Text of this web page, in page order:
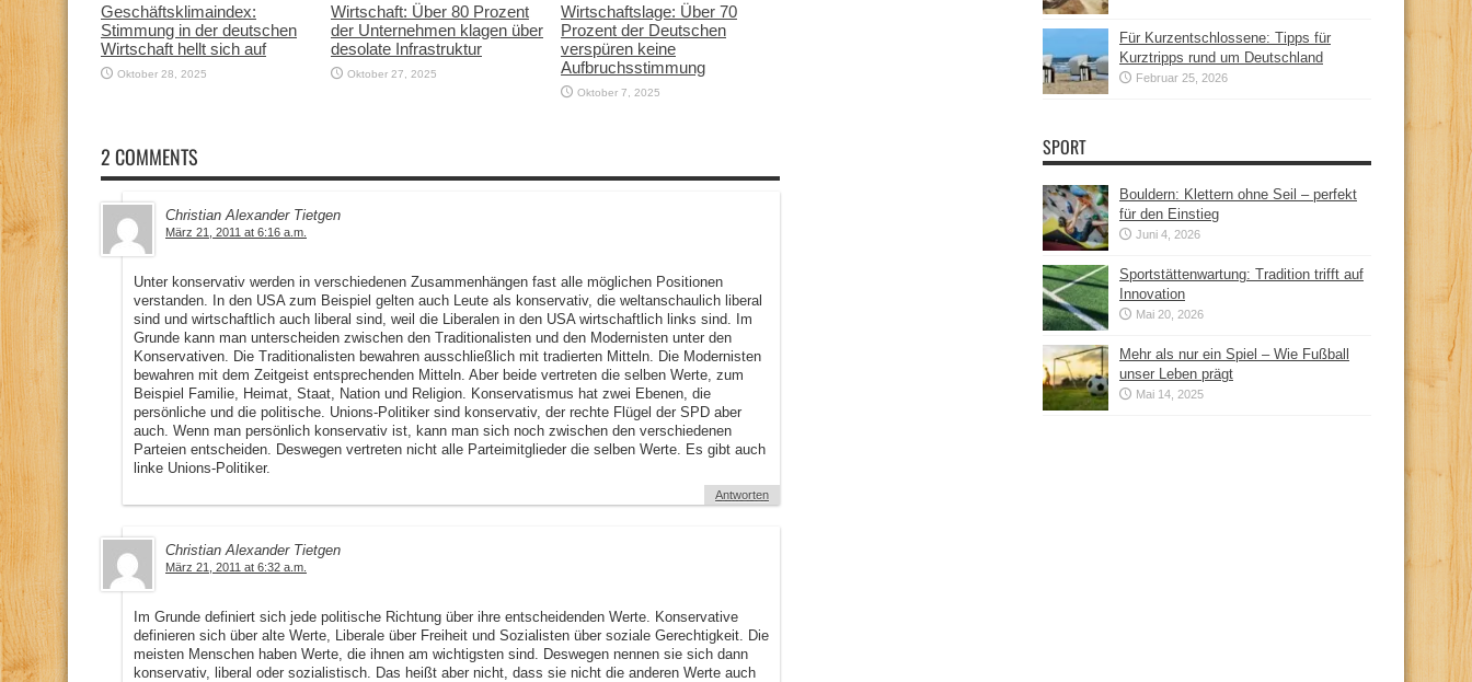
Geschäftsklimaindex:
Stimmung in der deutschen
Wirtschaft hellt sich auf
Oktober 28, 2025
Wirtschaft: Über 80 Prozent
der Unternehmen klagen über
desolate Infrastruktur
Oktober 27, 2025
Wirtschaftslage: Über 70
Prozent der Deutschen
verspüren keine
Aufbruchsstimmung
Oktober 7, 2025
2 COMMENTS
Christian Alexander Tietgen
März 21, 2011 at 6:16 a.m.
Unter konservativ werden in verschiedenen Zusammenhängen fast alle möglichen Positionen
verstanden. In den USA zum Beispiel gelten auch Leute als konservativ, die weltanschaulich liberal
sind und wirtschaftlich auch liberal sind, weil die Liberalen in den USA wirtschaftlich links sind. Im
Grunde kann man unterscheiden zwischen den Traditionalisten und den Modernisten unter den
Konservativen. Die Traditionalisten bewahren ausschließlich mit tradierten Mitteln. Die Modernisten
bewahren mit dem Zeitgeist entsprechenden Mitteln. Aber beide vertreten die selben Werte, zum
Beispiel Familie, Heimat, Staat, Nation und Religion. Konservatismus hat zwei Ebenen, die
persönliche und die politische. Unions-Politiker sind konservativ, der rechte Flügel der SPD aber
auch. Wenn man persönlich konservativ ist, kann man sich noch zwischen den verschiedenen
Parteien entscheiden. Deswegen vertreten nicht alle Parteimitglieder die selben Werte. Es gibt auch
linke Unions-Politiker.
Antworten
Christian Alexander Tietgen
März 21, 2011 at 6:32 a.m.
Im Grunde definiert sich jede politische Richtung über ihre entscheidenden Werte. Konservative
definieren sich über alte Werte, Liberale über Freiheit und Sozialisten über soziale Gerechtigkeit. Die
meisten Menschen haben Werte, die ihnen am wichtigsten sind. Deswegen nennen sie sich dann
konservativ, liberal oder sozialistisch. Das heißt aber nicht, dass sie nicht die anderen Werte auch
Für Kurzentschlossene: Tipps für
Kurztripps rund um Deutschland
Februar 25, 2026
SPORT
Bouldern: Klettern ohne Seil – perfekt
für den Einstieg
Juni 4, 2026
Sportstättenwartung: Tradition trifft auf
Innovation
Mai 20, 2026
Mehr als nur ein Spiel – Wie Fußball
unser Leben prägt
Mai 14, 2025